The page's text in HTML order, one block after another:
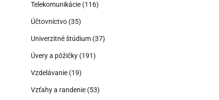
Telekomunikácie (116)
Účtovníctvo (35)
Univerzitné štúdium (37)
Úvery a pôžičky (191)
Vzdelávanie (19)
Vzťahy a randenie (53)